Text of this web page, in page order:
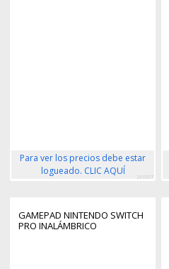
Para ver los precios debe estar
logueado. CLIC AQUÍ
261057
GAMEPAD NINTENDO SWITCH
PRO INALÁMBRICO